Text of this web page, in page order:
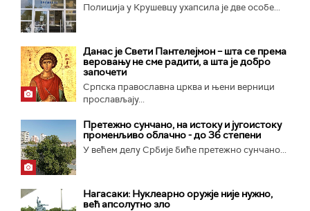
Полиција у Крушевцу ухапсила је две особе...
Данас је Свети Пантелејмон – шта се према
веровању не сме радити, а шта је добро
започети
Српска православна црква и њени верници
прослављају...
Претежно сунчано, на истоку и југоистоку
променљиво облачно - до 36 степени
У већем делу Србије биће претежно сунчано...
Нагасаки: Нуклеарно оружје није нужно,
већ апсолутно зло